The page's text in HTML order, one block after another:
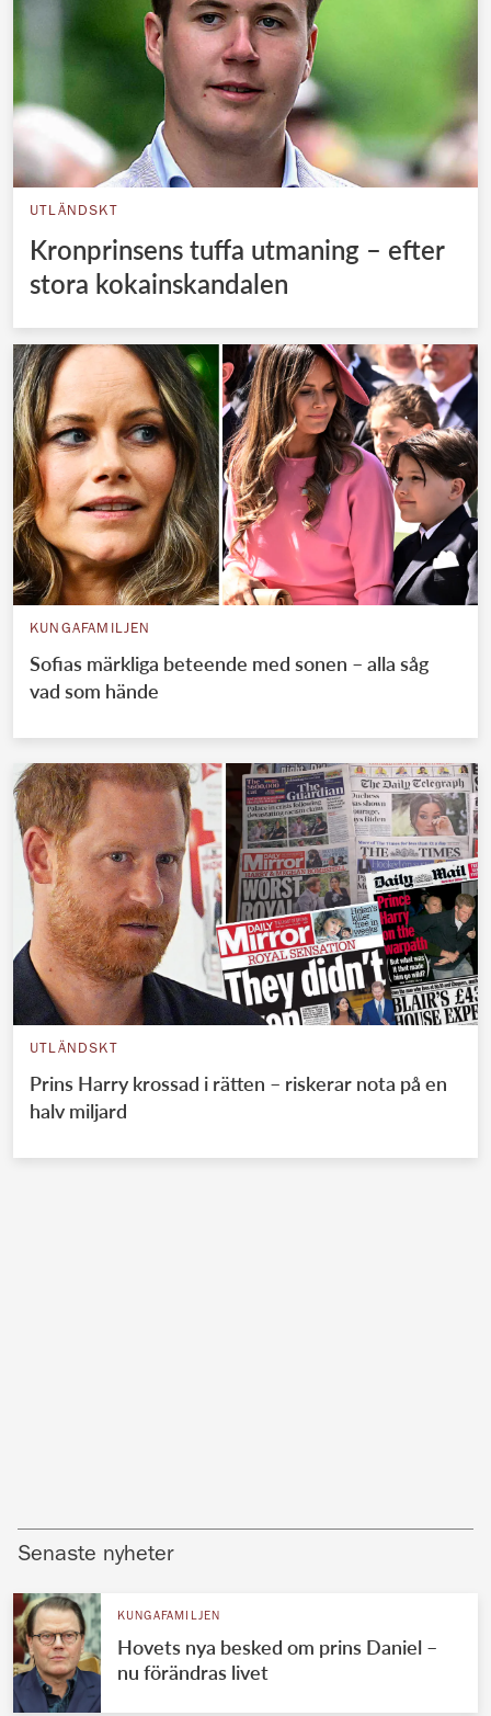
UTLÄNDSKT
Kronprinsens tuffa utmaning – efter
stora kokainskandalen
KUNGAFAMILJEN
Sofias märkliga beteende med sonen – alla såg
vad som hände
UTLÄNDSKT
Prins Harry krossad i rätten – riskerar nota på en
halv miljard
Senaste nyheter
KUNGAFAMILJEN
Hovets nya besked om prins Daniel –
nu förändras livet